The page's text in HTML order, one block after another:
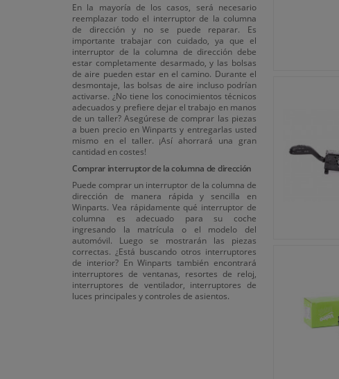
En la mayoría de los casos, será necesario
reemplazar todo el interruptor de la columna
de dirección y no se puede reparar. Es
importante trabajar con cuidado, ya que el
interruptor de la columna de dirección debe
estar completamente desarmado, y las bolsas
de aire pueden estar en el camino. Durante el
desmontaje, las bolsas de aire incluso podrían
activarse. ¿No tiene los conocimientos técnicos
adecuados y prefiere dejar el trabajo en manos
de un taller? Asegúrese de comprar las piezas
a buen precio en Winparts y entregarlas usted
mismo en el taller. ¡Así ahorrará una gran
cantidad en costes!
Comprar interruptor de la columna de dirección
Puede comprar un interruptor de la columna de
dirección de manera rápida y sencilla en
Winparts. Vea rápidamente qué interruptor de
columna es adecuado para su coche
ingresando la matrícula o el modelo del
automóvil. Luego se mostrarán las piezas
correctas. ¿Está buscando otros interruptores
de interior? En Winparts también encontrará
interruptores de ventanas, resortes de reloj,
interruptores de ventilador, interruptores de
luces principales y controles de asientos.